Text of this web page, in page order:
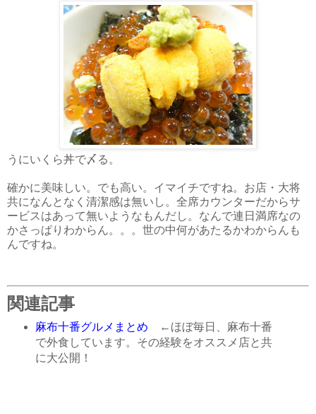
うにいくら丼で〆る。
確かに美味しい。でも高い。イマイチですね。お店・大将
共になんとなく清潔感は無いし。全席カウンターだからサ
ービスはあって無いようなもんだし。なんで連日満席なの
かさっぱりわからん。。。世の中何があたるかわからんも
んですね。
関連記事
麻布十番グルメまとめ ←ほぼ毎日、麻布十番
で外食しています。その経験をオススメ店と共
に大公開！